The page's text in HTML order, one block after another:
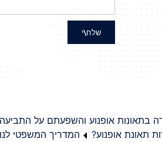
שלח\י
בתאונות אופנוע והשפעתם על
תאונת אופנוע?
המדריך המשפטי